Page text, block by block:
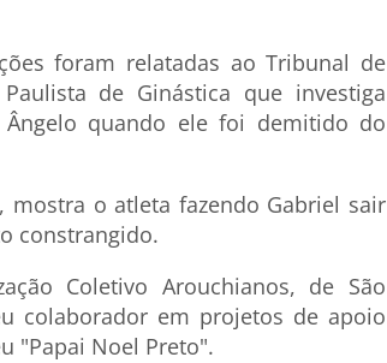
foram relatadas ao Tribunal de
de Ginástica que investiga
quando ele foi demitido do
o atleta fazendo Gabriel sair
constrangido.
Coletivo Arouchianos, de São
colaborador em projetos de apoio
"Papai Noel Preto".